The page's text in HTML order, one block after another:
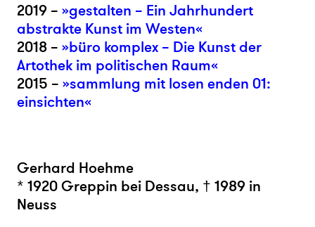
2019 – »gestalten – Ein Jahrhundert
abstrakte Kunst im Westen«
2018 – »büro komplex – Die Kunst der
Artothek im politischen Raum«
2015 – »sammlung mit losen enden 01:
einsichten«
Gerhard Hoehme
* 1920 Greppin bei Dessau, † 1989 in
Neuss